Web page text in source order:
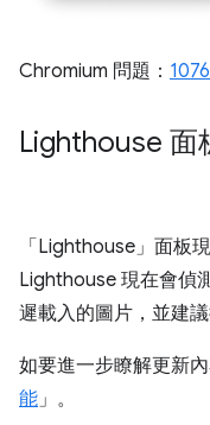
Chromium 問題：
Lighthouse 面
「Lighthouse」 面板
Lighthouse 現在會偵
遲載入的圖片，並建
如要進一步瞭解更新
能」。